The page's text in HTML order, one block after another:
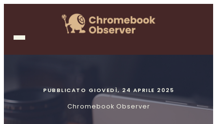
PUBBLICATO GIOVEDÌ, 24 APRILE 2025
Chromebook Observer